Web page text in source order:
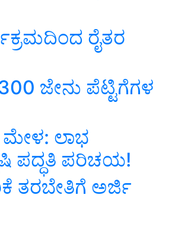
ರೈತರ
ಜೇನು ಪೆಟ್ಟಿಗೆಗಳ
ಲಾಭ
ಪದ್ಧತಿ ಪರಿಚಯ!
ತರಬೇತಿಗೆ ಅರ್ಜಿ